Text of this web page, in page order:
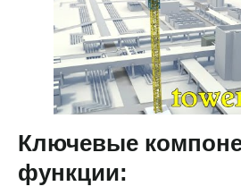
Ключевые
функции: